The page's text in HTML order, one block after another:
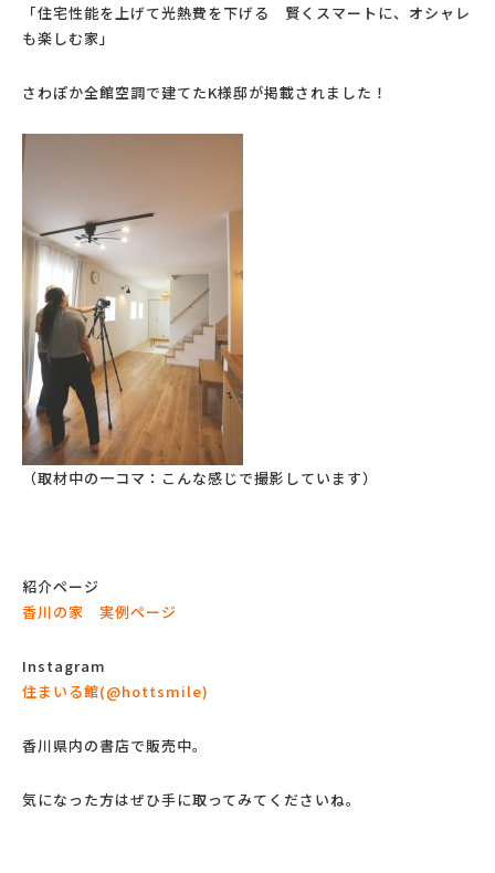
「住宅性能を上げて光熱費を下げる 賢くスマートに、オシャレ
も楽しむ家」
さわぽか全館空調で建てたK様邸が掲載されました！
（取材中の一コマ：こんな感じで撮影しています）
紹介ページ
香川の家 実例ページ
Instagram
住まいる館(@hottsmile)
香川県内の書店で販売中。
気になった方はぜひ手に取ってみてくださいね。